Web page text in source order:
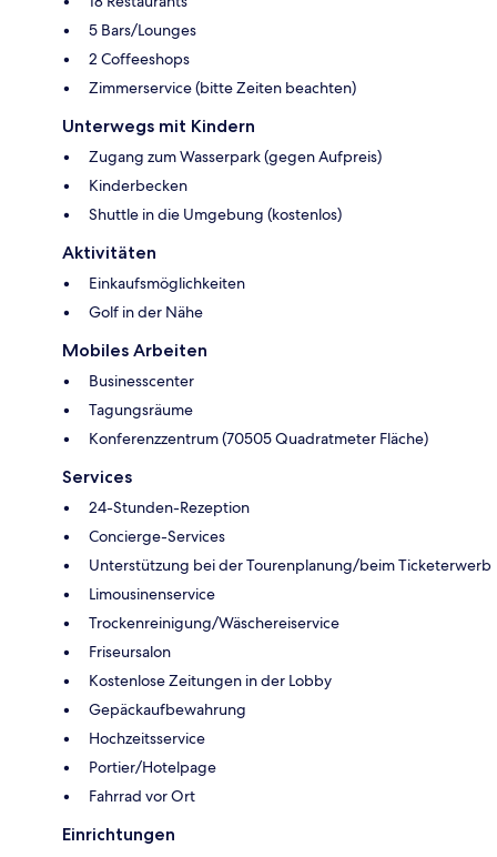
5 Bars/Lounges
2 Coffeeshops
Zimmerservice (bitte Zeiten beachten)
Unterwegs mit Kindern
Zugang zum Wasserpark (gegen Aufpreis)
Kinderbecken
Shuttle in die Umgebung (kostenlos)
Aktivitäten
Einkaufsmöglichkeiten
Golf in der Nähe
Mobiles Arbeiten
Businesscenter
Tagungsräume
Konferenzzentrum (70505 Quadratmeter Fläche)
Services
24-Stunden-Rezeption
Concierge-Services
Unterstützung bei der Tourenplanung/beim Ticketerwerb
Limousinenservice
Trockenreinigung/Wäschereiservice
Friseursalon
Kostenlose Zeitungen in der Lobby
Gepäckaufbewahrung
Hochzeitsservice
Portier/Hotelpage
Fahrrad vor Ort
Einrichtungen